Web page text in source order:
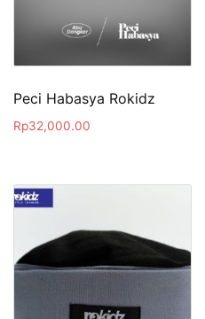
Peci Habasya Rokidz
Rp32,000.00